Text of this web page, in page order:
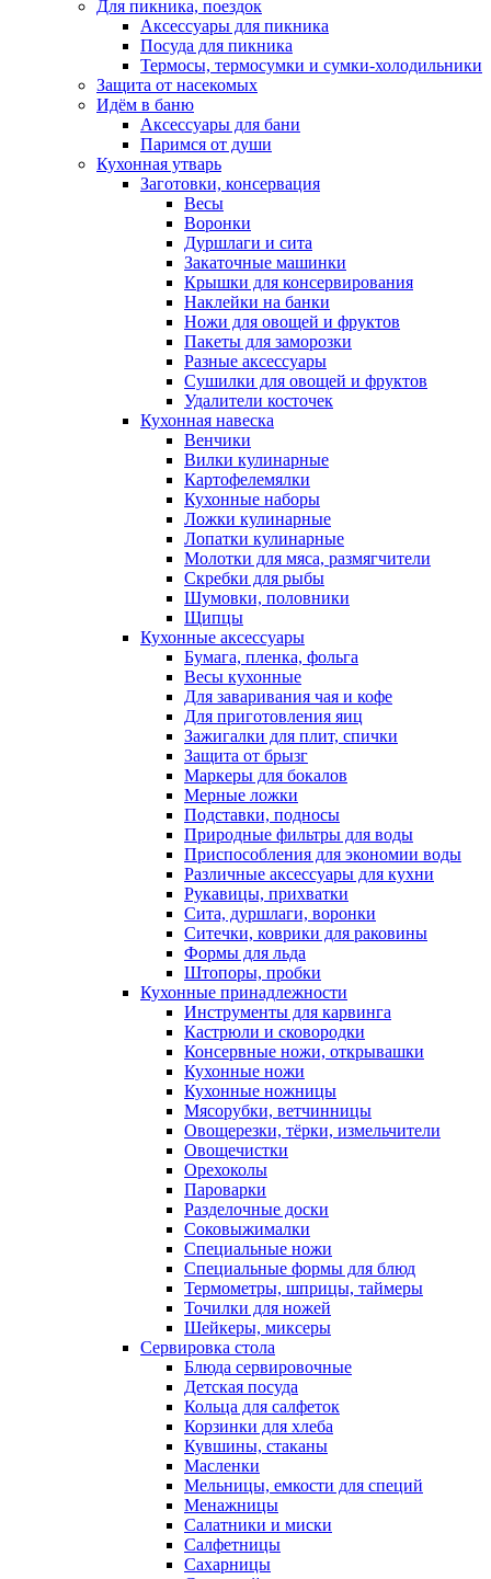
Для пикника, поездок
Аксессуары для пикника
Посуда для пикника
Термосы, термосумки и сумки-холодильники
Защита от насекомых
Идём в баню
Аксессуары для бани
Паримся от души
Кухонная утварь
Заготовки, консервация
Весы
Воронки
Дуршлаги и сита
Закаточные машинки
Крышки для консервирования
Наклейки на банки
Ножи для овощей и фруктов
Пакеты для заморозки
Разные аксессуары
Сушилки для овощей и фруктов
Удалители косточек
Кухонная навеска
Венчики
Вилки кулинарные
Картофелемялки
Кухонные наборы
Ложки кулинарные
Лопатки кулинарные
Молотки для мяса, размягчители
Скребки для рыбы
Шумовки, половники
Щипцы
Кухонные аксессуары
Бумага, пленка, фольга
Весы кухонные
Для заваривания чая и кофе
Для приготовления яиц
Зажигалки для плит, спички
Защита от брызг
Маркеры для бокалов
Мерные ложки
Подставки, подносы
Природные фильтры для воды
Приспособления для экономии воды
Различные аксессуары для кухни
Рукавицы, прихватки
Сита, дуршлаги, воронки
Ситечки, коврики для раковины
Формы для льда
Штопоры, пробки
Кухонные принадлежности
Инструменты для карвинга
Кастрюли и сковородки
Консервные ножи, открывашки
Кухонные ножи
Кухонные ножницы
Мясорубки, ветчинницы
Овощерезки, тёрки, измельчители
Овощечистки
Орехоколы
Пароварки
Разделочные доски
Соковыжималки
Специальные ножи
Специальные формы для блюд
Термометры, шприцы, таймеры
Точилки для ножей
Шейкеры, миксеры
Сервировка стола
Блюда сервировочные
Детская посуда
Кольца для салфеток
Корзинки для хлеба
Кувшины, стаканы
Масленки
Мельницы, емкости для специй
Менажницы
Салатники и миски
Салфетницы
Сахарницы